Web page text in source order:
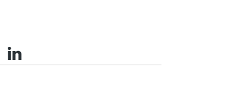
X sur Pinterest
Partager sur LinkedIn